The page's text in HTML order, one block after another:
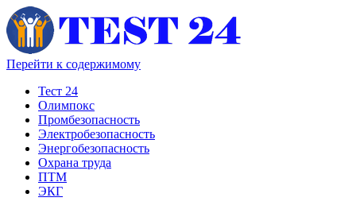
Перейти к содержимому
Тест 24
Олимпокс
Промбезопасность
Электробезопасность
Энергобезопасность
Охрана труда
ПТМ
ЭКГ